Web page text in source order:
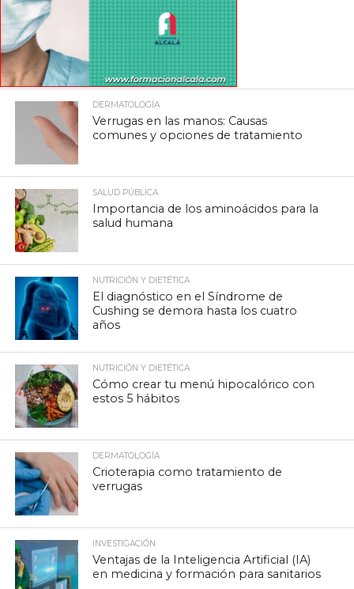
DERMATOLOGÍA
Verrugas en las manos: Causas
comunes y opciones de tratamiento
SALUD PÚBLICA
Importancia de los aminoácidos para la
salud humana
NUTRICIÓN Y DIETÉTICA
El diagnóstico en el Síndrome de
Cushing se demora hasta los cuatro
años
NUTRICIÓN Y DIETÉTICA
Cómo crear tu menú hipocalórico con
estos 5 hábitos
DERMATOLOGÍA
Crioterapia como tratamiento de
verrugas
INVESTIGACIÓN
Ventajas de la Inteligencia Artificial (IA)
en medicina y formación para sanitarios